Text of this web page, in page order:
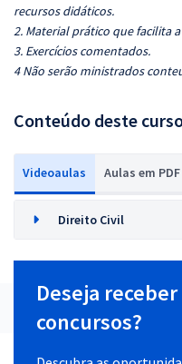
recursos didáticos.
2. Material prático que facilita
3. Exercícios comentados.
4 Não serão ministrados
Conteúdo deste
Videoaulas Aulas em PDF
Direito Civil
Deseja
concursos?